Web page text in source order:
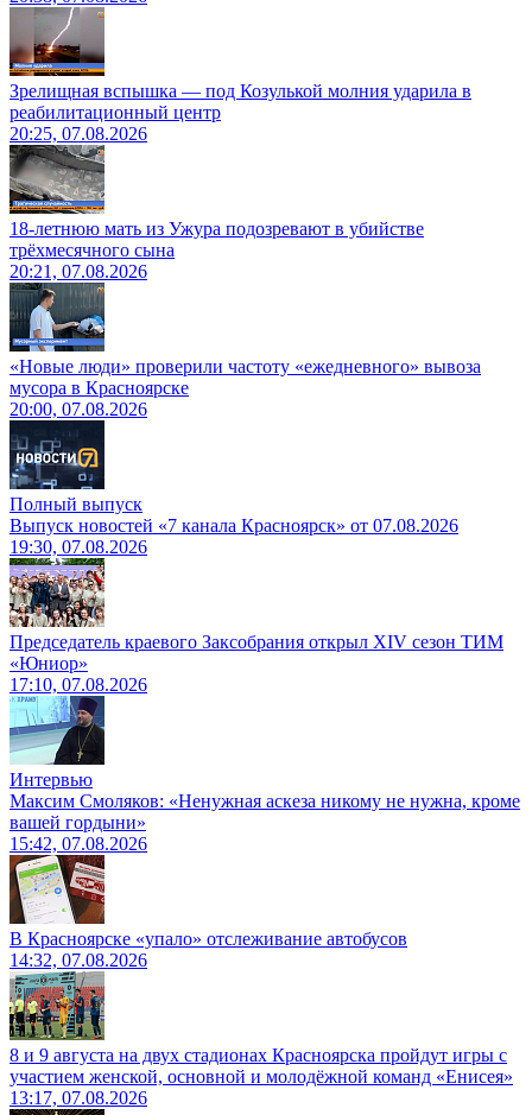
Зрелищная вспышка — под Козулькой молния ударила в
реабилитационный центр
20:25, 07.08.2026
18-летнюю мать из Ужура подозревают в убийстве
трёхмесячного сына
20:21, 07.08.2026
«Новые люди» проверили частоту «ежедневного» вывоза
мусора в Красноярске
20:00, 07.08.2026
Полный выпуск
Выпуск новостей «7 канала Красноярск» от 07.08.2026
19:30, 07.08.2026
Председатель краевого Заксобрания открыл XIV сезон ТИМ
«Юниор»
17:10, 07.08.2026
Интервью
Максим Смоляков: «Ненужная аскеза никому не нужна, кроме
вашей гордыни»
15:42, 07.08.2026
В Красноярске «упало» отслеживание автобусов
14:32, 07.08.2026
8 и 9 августа на двух стадионах Красноярска пройдут игры с
участием женской, основной и молодёжной команд «Енисея»
13:17, 07.08.2026